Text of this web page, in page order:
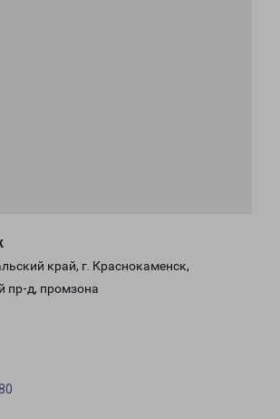
край, г. Краснокаменск,
пр-д, промзона